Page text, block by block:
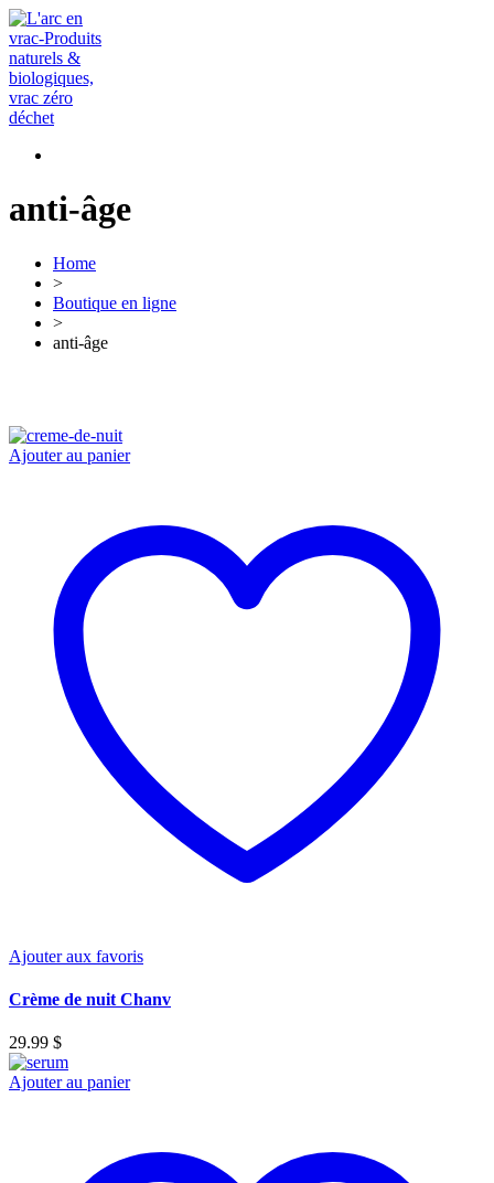
anti-âge
Home
>
Boutique en ligne
>
anti-âge
Ajouter au panier
Ajouter aux favoris
Crème de nuit Chanv
29.99 $
Ajouter au panier